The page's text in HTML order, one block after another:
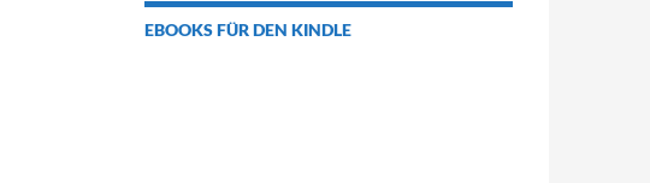
EBOOKS FÜR DEN KINDLE